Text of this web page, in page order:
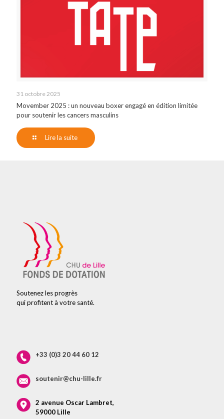
31 octobre 2025
Movember 2025 : un nouveau boxer engagé en édition limitée
pour soutenir les cancers masculins
Lire la suite
Soutenez les progrès
qui profitent à votre santé.
+33 (0)3 20 44 60 12
soutenir@chu-lille.fr
2 avenue Oscar Lambret,
59000 Lille